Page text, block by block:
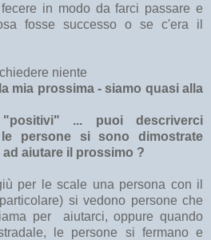
in modo da farci passare e
fosse successo o se c'era il
niente
mia prossima - siamo quasi alla
... puoi descriverci
persone si sono dimostrate
aiutare il prossimo ?
per le scale una persona con il
si vedono persone che
per aiutarci, oppure quando
le persone si fermano e